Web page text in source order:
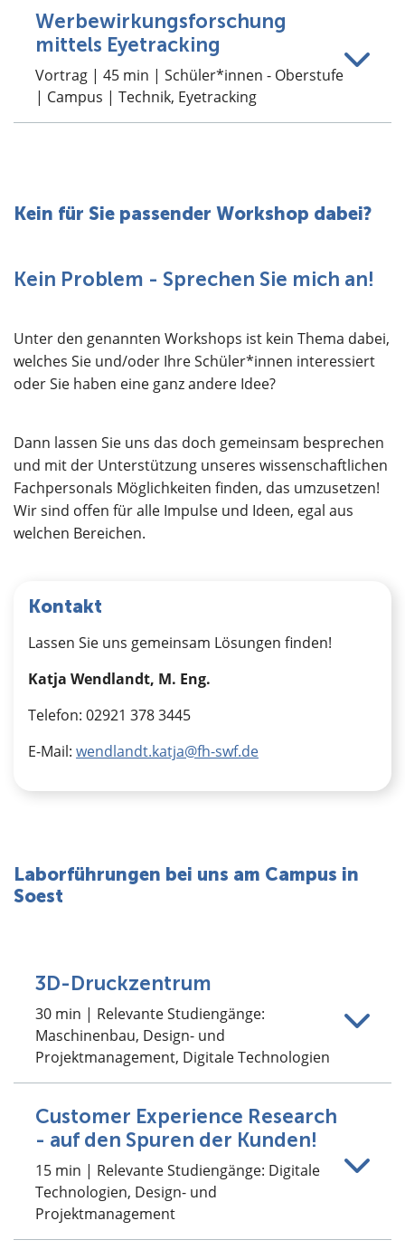
Werbewirkungsforschung
mittels Eyetracking
Vortrag | 45 min | Schüler*innen - Oberstufe
| Campus | Technik, Eyetracking
Kein für Sie passender Workshop dabei?
Kein Problem - Sprechen Sie mich an!
Unter den genannten Workshops ist kein Thema dabei,
welches Sie und/oder Ihre Schüler*innen interessiert
oder Sie haben eine ganz andere Idee?
Dann lassen Sie uns das doch gemeinsam besprechen
und mit der Unterstützung unseres wissenschaftlichen
Fachpersonals Möglichkeiten finden, das umzusetzen!
Wir sind offen für alle Impulse und Ideen, egal aus
welchen Bereichen.
Kontakt
Lassen Sie uns gemeinsam Lösungen finden!
Katja Wendlandt, M. Eng.
Telefon: 02921 378 3445
E-Mail: wendlandt.katja@fh-swf.de
Laborführungen bei uns am Campus in
Soest
3D-Druckzentrum
30 min | Relevante Studiengänge:
Maschinenbau, Design- und
Projektmanagement, Digitale Technologien
Customer Experience Research
- auf den Spuren der Kunden!
15 min | Relevante Studiengänge: Digitale
Technologien, Design- und
Projektmanagement